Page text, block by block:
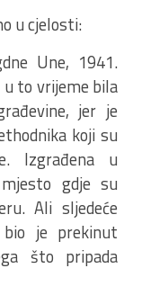
u cjelosti:
Une, 1941.
u to vrijeme bila
jer je
koji su
Izgrađena u
gdje su
Ali sljedeće
je prekinut
što pripada